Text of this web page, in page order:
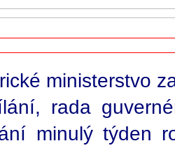
ministerstvo
rada
minulý týden